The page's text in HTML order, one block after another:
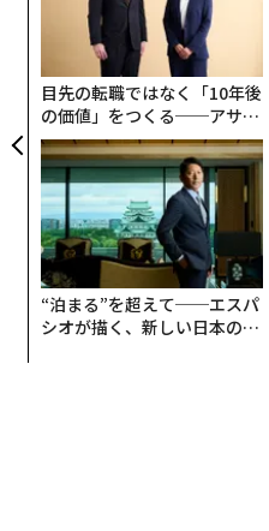
目先の転職ではなく「10年後
の価値」をつくる──アサイ
ンの長期伴走型支援とは
“泊まる”を超えて──エスパ
シオが描く、新しい日本のラ